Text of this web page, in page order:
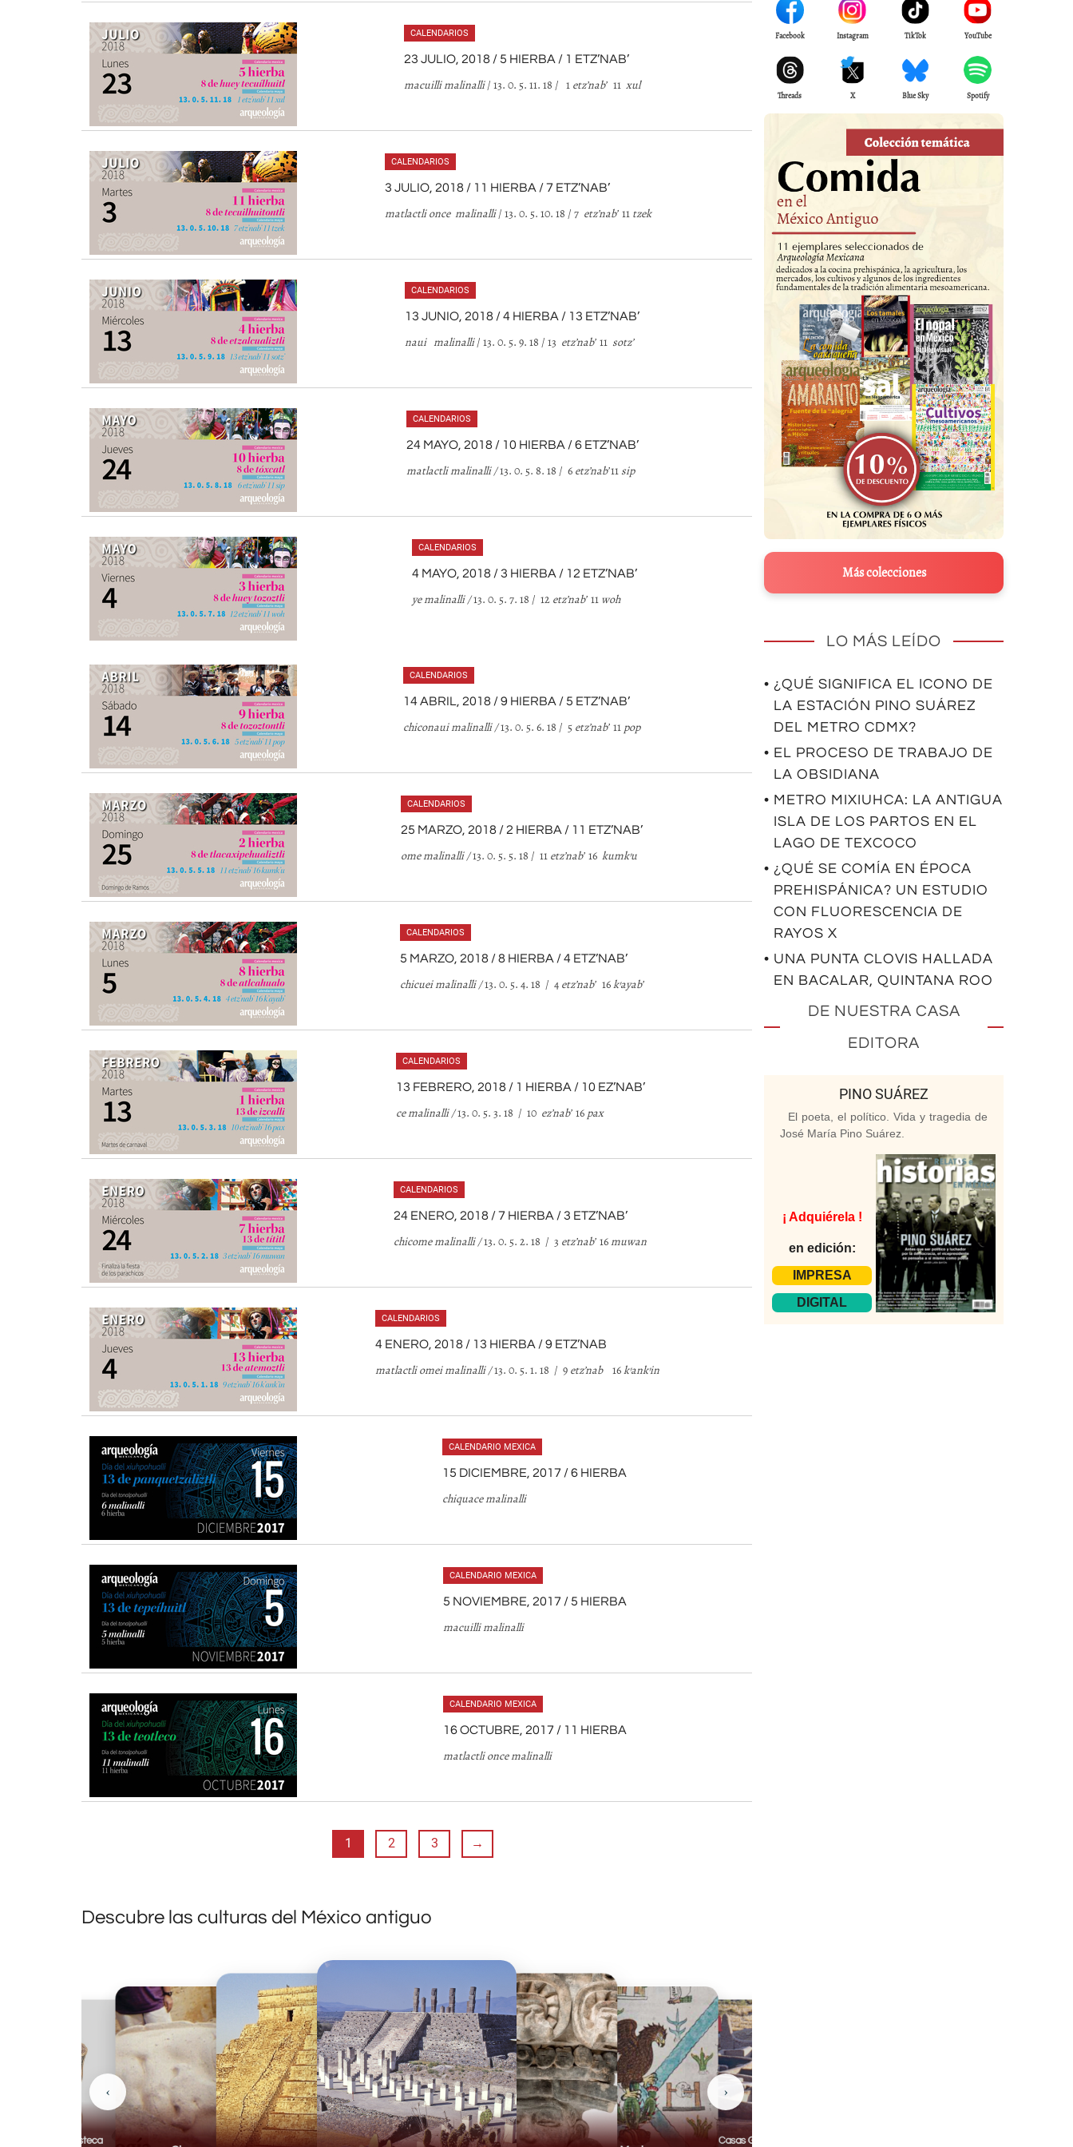
CALENDARIOS
23 JULIO, 2018 / 5 HIERBA / 1 ETZ’NAB’
macuilli malinalli/ 13. 0. 5. 11. 18 / 1 etz’nab’ 11 xul
CALENDARIOS
3 JULIO, 2018 / 11 HIERBA / 7 ETZ’NAB’
matlactli once malinalli/ 13. 0. 5. 10. 18 / 7 etz’nab’ 11 tzek
CALENDARIOS
13 JUNIO, 2018 / 4 HIERBA / 13 ETZ’NAB’
naui malinalli/ 13. 0. 5. 9. 18 / 13 etz’nab’ 11 sotz’
CALENDARIOS
24 MAYO, 2018 / 10 HIERBA / 6 ETZ’NAB’
matlactli malinalli/13. 0. 5. 8. 18 / 6 etz’nab’11 sip
CALENDARIOS
4 MAYO, 2018 / 3 HIERBA / 12 ETZ’NAB’
ye malinalli/13. 0. 5. 7. 18 / 12 etz’nab’11 woh
CALENDARIOS
14 ABRIL, 2018 / 9 HIERBA / 5 ETZ’NAB’
chiconaui malinalli/13. 0. 5. 6. 18 / 5 etz’nab’11 pop
CALENDARIOS
25 MARZO, 2018 / 2 HIERBA / 11 ETZ’NAB’
ome malinalli /13. 0. 5. 5. 18 / 11 etz’nab’16 kumk’u
CALENDARIOS
5 MARZO, 2018 / 8 HIERBA / 4 ETZ’NAB’
chicuei malinalli /13. 0. 5. 4. 18 / 4 etz’nab’16k’ayab’
CALENDARIOS
13 FEBRERO, 2018 / 1 HIERBA / 10 EZ’NAB’
ce malinalli /13. 0. 5. 3. 18 / 10 ez’nab’16 pax
CALENDARIOS
24 ENERO, 2018 / 7 HIERBA / 3 ETZ’NAB’
chicome malinalli /13. 0. 5. 2. 18 / 3 etz’nab’16muwan
CALENDARIOS
4 ENERO, 2018 / 13 HIERBA / 9 ETZ’NAB
matlactli omei malinalli /13. 0. 5. 1. 18 / 9 etz’nab 16k’ank’in
CALENDARIO MEXICA
15 DICIEMBRE, 2017 / 6 HIERBA
chiquace malinalli
CALENDARIO MEXICA
5 NOVIEMBRE, 2017 / 5 HIERBA
macuilli malinalli
CALENDARIO MEXICA
16 OCTUBRE, 2017 / 11 HIERBA
matlactli once malinalli
1 2 3 →
Descubre las culturas del México antiguo
Casas Grandes
Huasteca
‹ ›
Facebook Instagram TikTok YouTube
Threads X Blue Sky Spotify
Más colecciones
LO MÁS LEÍDO
• ¿QUÉ SIGNIFICA EL ICONO DE
LA ESTACIÓN PINO SUÁREZ
DEL METRO CDMX?
• EL PROCESO DE TRABAJO DE
LA OBSIDIANA
• METRO MIXIUHCA: LA ANTIGUA
ISLA DE LOS PARTOS EN EL
LAGO DE TEXCOCO
• ¿QUÉ SE COMÍA EN ÉPOCA
PREHISPÁNICA? UN ESTUDIO
CON FLUORESCENCIA DE
RAYOS X
• UNA PUNTA CLOVIS HALLADA
EN BACALAR, QUINTANA ROO
DE NUESTRA CASA
EDITORA
PINO SUÁREZ
El poeta, el político. Vida y tragedia de
José María Pino Suárez.
¡ Adquiérela !
en edición:
IMPRESA
DIGITAL